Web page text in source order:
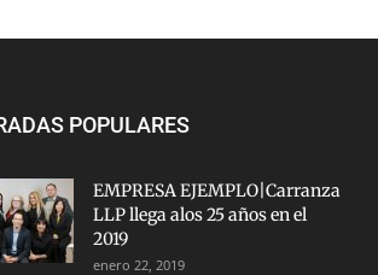
POPULARES
EMPRESA EJEMPLO|Carranza
LLP llega alos 25 años en el
2019
enero 22, 2019